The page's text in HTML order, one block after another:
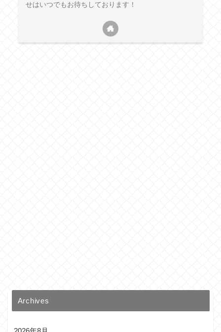
せはいつでもお待ちしております！
Archives